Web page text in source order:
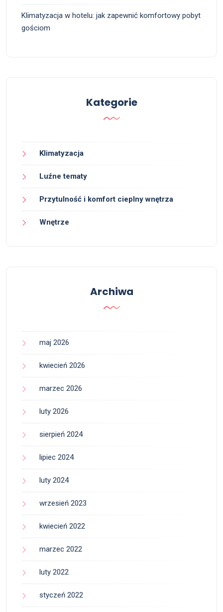
Klimatyzacja w hotelu: jak zapewnić komfortowy pobyt
gościom
Kategorie
Klimatyzacja
Luźne tematy
Przytulność i komfort cieplny wnętrza
Wnętrze
Archiwa
maj 2026
kwiecień 2026
marzec 2026
luty 2026
sierpień 2024
lipiec 2024
luty 2024
wrzesień 2023
kwiecień 2022
marzec 2022
luty 2022
styczeń 2022